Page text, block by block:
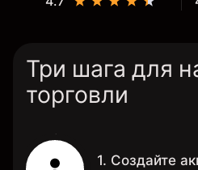
Три шага для
торговли
1. Создайте